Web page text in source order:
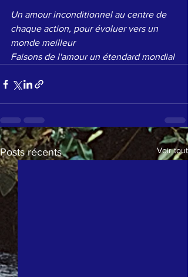
Un amour inconditionnel au centre de
chaque action, pour évoluer vers un
monde meilleur
Faisons de l'amour un étendard mondial
Posts récents Voir tout